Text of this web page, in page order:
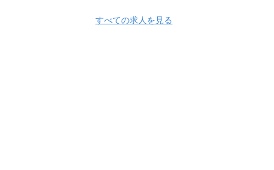
すべての求人を見る